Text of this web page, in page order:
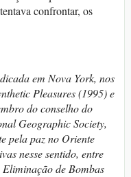
confrontar, os
em Nova York, nos
Pleasures (1995) e
do conselho do
Geographic Society,
pela paz no Oriente
nesse sentido, entre
de Bombas